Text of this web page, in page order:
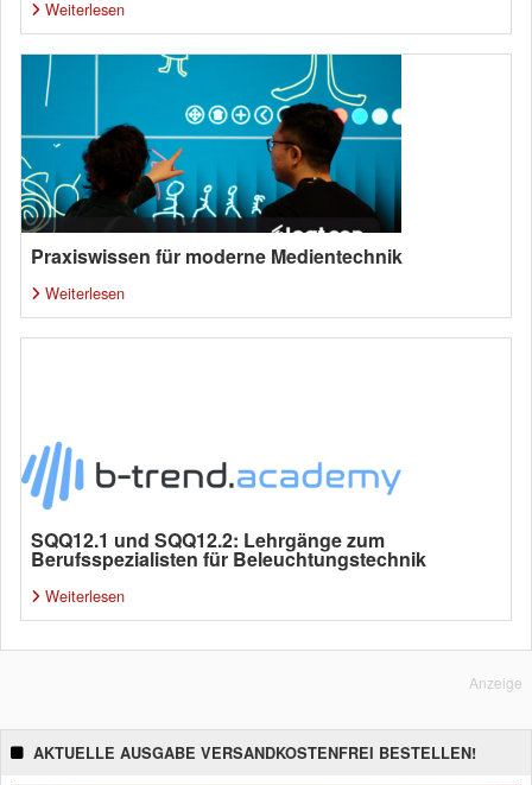
Weiterlesen
Praxiswissen für moderne Medientechnik
Weiterlesen
SQQ12.1 und SQQ12.2: Lehrgänge zum
Berufsspezialisten für Beleuchtungstechnik
Weiterlesen
Anzeige
AKTUELLE AUSGABE VERSANDKOSTENFREI BESTELLEN!